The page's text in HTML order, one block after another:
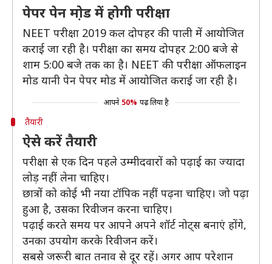
पेपर पेन मो़ड में होगी परीक्षा
NEET परीक्षा 2019 कल दोपहर की पाली में आयोजित
कराई जा रही है। परीक्षा का समय दोपहर 2:00 बजे से
शाम 5:00 बजे तक का है। NEET की परीक्षा ऑफलाइन
मोड यानी पेन पेपर मोड में आयोजित कराई जा रही है।
आपने 50% पढ़ लिया है
तैयारी
ऐसे करें तैयारी
परीक्षा से एक दिन पहले उम्मीदवारों को पढ़ाई का ज्यादा
लोड़ नहीं लेना चाहिए।
छात्रों को कोई भी नया टॉपिक नहीं पढ़ना चाहिए। जो पढ़ा
हुआ है, उसका रिवीजन करना चाहिए।
पढ़ाई करते समय पर आपने अपने शॉर्ट नोट्स बनाएं होंगे,
उनका उपयोग करके रिवीजन करें।
सबसे जरूरी बात तनाव से दूर रहें। अगर आप परेशान